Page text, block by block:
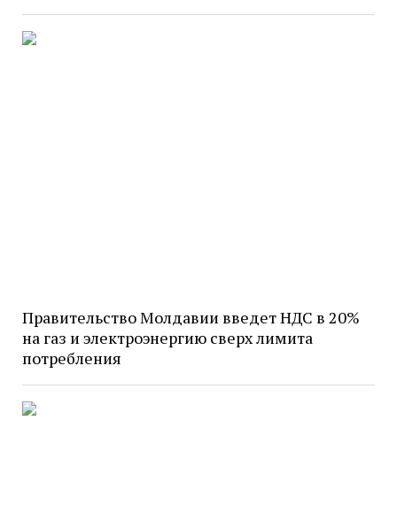
Правительство Молдавии введет НДС в 20%
на газ и электроэнергию сверх лимита
потребления